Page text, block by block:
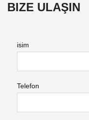
BIZE ULAŞIN
isim
Telefon